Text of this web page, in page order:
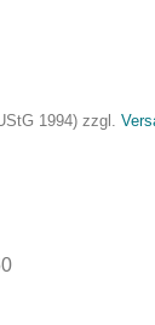
1994) zzgl.